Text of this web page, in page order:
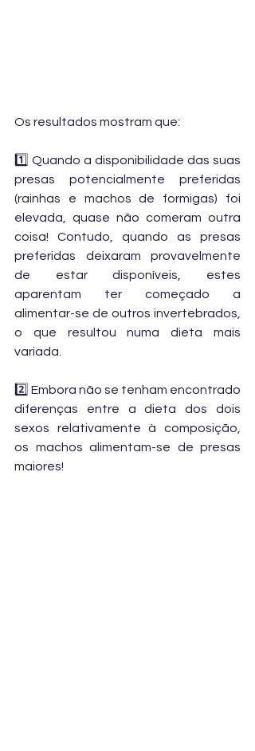
Os resultados mostram que:
1️⃣ Quando a disponibilidade das suas
presas potencialmente preferidas
(rainhas e machos de formigas) foi
elevada, quase não comeram outra
coisa! Contudo, quando as presas
preferidas deixaram provavelmente
de estar disponíveis, estes
aparentam ter começado a
alimentar-se de outros invertebrados,
o que resultou numa dieta mais
variada.
2️⃣ Embora não se tenham encontrado
diferenças entre a dieta dos dois
sexos relativamente à composição,
os machos alimentam-se de presas
maiores!